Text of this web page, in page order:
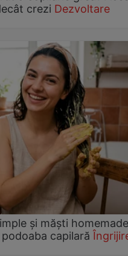
crezi Dezvoltare
și măști homemade
capilară